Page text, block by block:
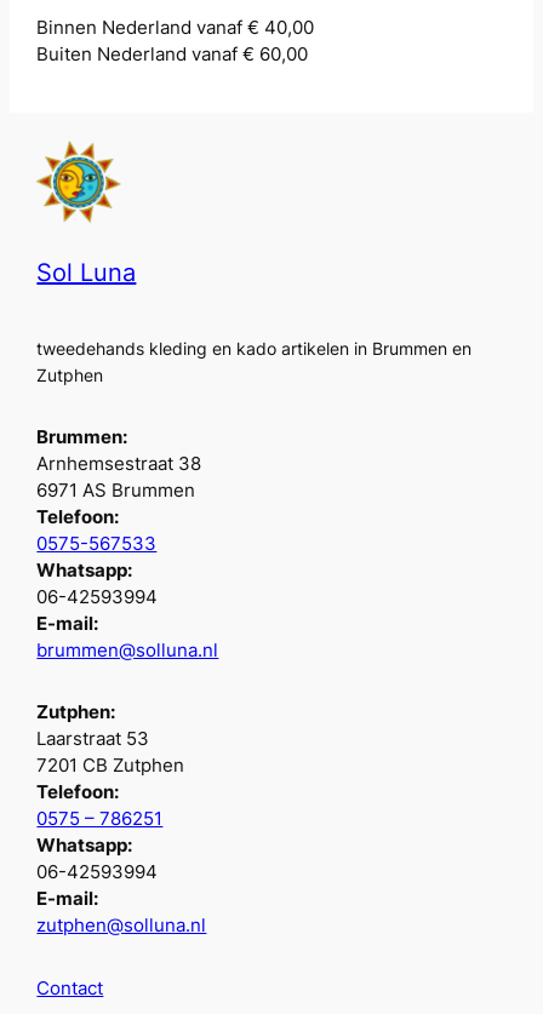
Binnen Nederland vanaf € 40,00
Buiten Nederland vanaf € 60,00
Sol Luna
tweedehands kleding en kado artikelen in Brummen en
Zutphen
Brummen:
Arnhemsestraat 38
6971 AS Brummen
Telefoon:
0575-567533
Whatsapp:
06-42593994
E-mail:
brummen@solluna.nl
Zutphen:
Laarstraat 53
7201 CB Zutphen
Telefoon:
0575 – 786251
Whatsapp:
06-42593994
E-mail:
zutphen@solluna.nl
Contact